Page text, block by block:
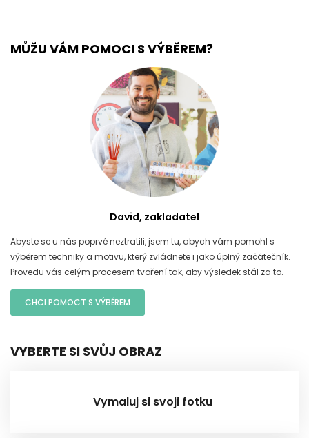
MŮŽU VÁM POMOCI S VÝBĚREM?
David, zakladatel
Abyste se u nás poprvé neztratili, jsem tu, abych vám pomohl s
výběrem techniky a motivu, který zvládnete i jako úplný začátečník.
Provedu vás celým procesem tvoření tak, aby výsledek stál za to.
CHCI POMOCT S VÝBĚREM
VYBERTE SI SVŮJ OBRAZ
Vymaluj si svoji fotku